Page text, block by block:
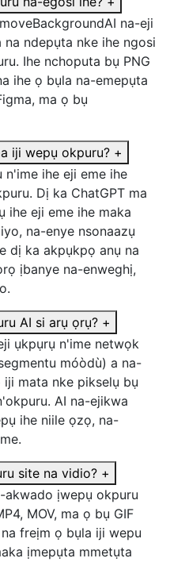
na-eji
ndepụta nke ihe ngosi
Ihe nchoputa bụ PNG
ihe ọ bụla na-emepụta
ma ọ bụ
iji wepụ okpuru? +
n'ime ihe eji eme ihe
Dị ka ChatGPT ma
ihe eji eme ihe maka
na-enye nsonaazụ
dị ka akpụkpọ anụ na
ịbanye na-enweghị,
AI si arụ ọrụ? +
ụkpụrụ n'ime netwọk
móòdù) a na-
mata nke pikselụ bụ
AI na-ejikwa
ihe niile ọzọ, na-
site na vidio? +
akwado ịwepụ okpuru
MOV, ma ọ bụ GIF
freịm ọ bụla iji wepu
ịmepụta mmetụta